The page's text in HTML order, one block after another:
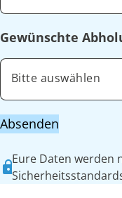
Gewünschte
Bitte auswählen
Absenden
Eure Daten werden